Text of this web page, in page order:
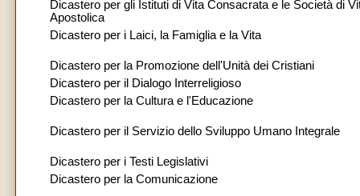
Dicastero per gli Istituti di Vita Consacrata e le Società di
Apostolica
Dicastero per i Laici, la Famiglia e la Vita
Dicastero per la Promozione dell'Unità dei Cristiani
Dicastero per il Dialogo Interreligioso
Dicastero per la Cultura e l'Educazione
Dicastero per il Servizio dello Sviluppo Umano Integrale
Dicastero per i Testi Legislativi
Dicastero per la Comunicazione